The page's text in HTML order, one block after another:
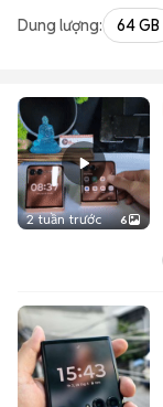
Dung lượng: 64 GB
2 tuần trước 6